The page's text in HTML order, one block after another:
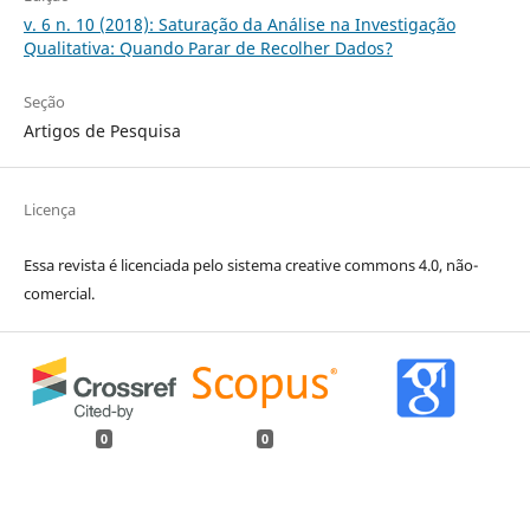
v. 6 n. 10 (2018): Saturação da Análise na Investigação
Qualitativa: Quando Parar de Recolher Dados?
Seção
Artigos de Pesquisa
Licença
Essa revista é licenciada pelo sistema creative commons 4.0, não-
comercial.
0 0